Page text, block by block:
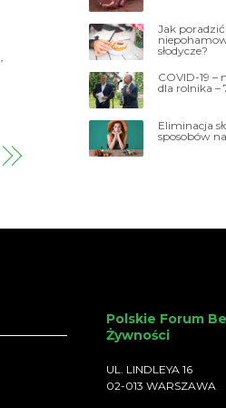
,
Jak poradzić
słodycze?
COVID-19
dla rolnika
Eliminacja
sposobów
Polskie Forum
Żywności
UL. LINDLEYA 16
02-013 WARSZAWA